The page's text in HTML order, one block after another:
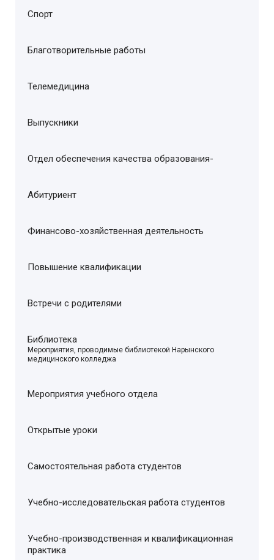
Спорт
Благотворительные работы
Телемедицина
Выпускники
Отдел обеспечения качества образования-
Абитуриент
Финансово-хозяйственная деятельность
Повышение квалификации
Встречи с родителями
Библиотека
–
Мероприятия, проводимые библиотекой Нарынского
медицинского колледжа
Мероприятия учебного отдела
Открытые уроки
Самостоятельная работа студентов
Учебно-исследовательская работа студентов
Учебно-производственная и квалификационная
практика